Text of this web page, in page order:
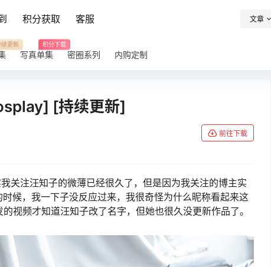
积分获取 客服 文章
续更新
写真单集
积分下载
密圈系列 内购定制
[持续更新]
前往下载
关注汪知子的微薄已经很久了，但是因为我关注的博主实
候，我一下子没反应过来，我很奇怪为什么昵称看起来这
视频才知道汪知子改了名字，但她也很久没更新作品了。